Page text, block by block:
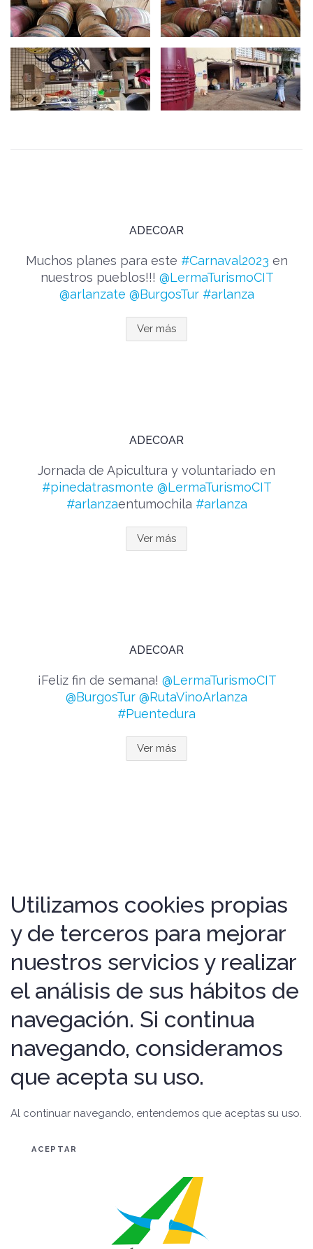
ADECOAR
Muchos planes para este #Carnaval2023 en
nuestros pueblos!!! @LermaTurismoCIT
@arlanzate @BurgosTur #arlanza
Ver más
ADECOAR
Jornada de Apicultura y voluntariado en
#pinedatrasmonte @LermaTurismoCIT
#arlanzaentumochila #arlanza
Ver más
ADECOAR
¡Feliz fin de semana! @LermaTurismoCIT
@BurgosTur @RutaVinoArlanza
#Puentedura
Ver más
Utilizamos cookies propias
y de terceros para mejorar
nuestros servicios y realizar
el análisis de sus hábitos de
navegación. Si continua
navegando, consideramos
que acepta su uso.
Al continuar navegando, entendemos que aceptas su uso.
ACEPTAR